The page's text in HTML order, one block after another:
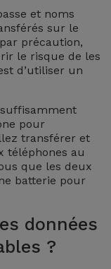
et noms
sur le
précaution,
le risque de les
d’utiliser un
pour
transférer et
téléphones au
que les deux
batterie pour
données
?